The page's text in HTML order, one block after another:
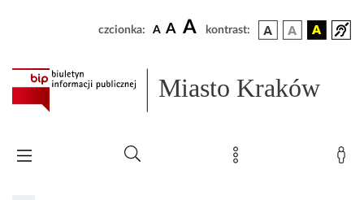
czcionka: A A A kontrast:
Miasto Kraków